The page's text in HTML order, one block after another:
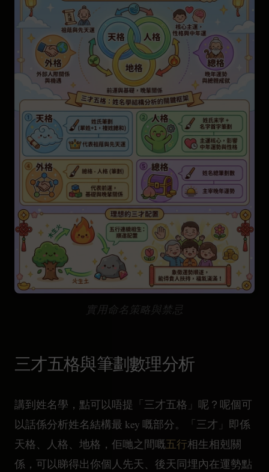
實用命名策略與禁忌
三才五格與筆劃數理分析
講到姓名學，點可以唔提「三才五格」呢？呢個可
以話係分析姓名結構最 key 嘅部分。「三才」即係
天格、人格、地格，佢哋之間嘅五行相生相剋關
係，可以睇得出你個人先天、後天同埋內在運勢點